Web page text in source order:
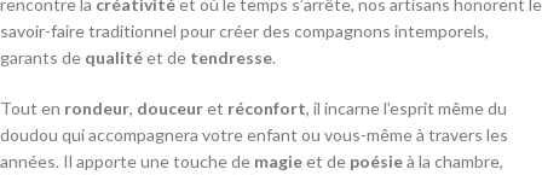
savoir-faire traditionnel pour créer des compagnons intemporels,
garants de qualitéet de tendresse.
Tout en rondeur, douceuret réconfort, il incarne l’esprit même du
doudou qui accompagnera votre enfant ou vous-même à travers les
années. Il apporte une touche de magieet de poésieà la chambre,